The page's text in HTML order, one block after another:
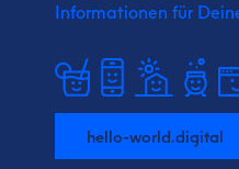
Informationen für
hello-world.digital